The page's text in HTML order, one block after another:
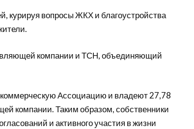
курируя вопросы ЖКХ и благоустройства
компании и ТСН, объединяющий
Ассоциацию и владеют 27,78
компании. Таким образом, собственники
и активного участия в жизни